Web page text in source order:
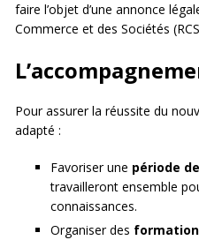
faire l’objet d’une annonce
Commerce et des Sociétés
Pour assurer la réussite du
adapté :
Favoriser une période
travailleront ensemble
connaissances.
Organiser des